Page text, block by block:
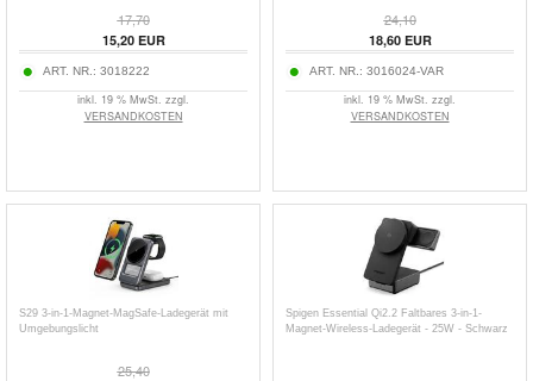
17,70
15,20EUR
ART. NR.: 3018222
inkl. 19 % MwSt. zzgl.
VERSANDKOSTEN
24,10
18,60EUR
ART. NR.: 3016024-VAR
inkl. 19 % MwSt. zzgl.
VERSANDKOSTEN
S29 3-in-1-Magnet-MagSafe-Ladegerät mit
Umgebungslicht
25,40
Spigen Essential Qi2.2 Faltbares 3-in-1-
Magnet-Wireless-Ladegerät - 25W - Schwarz